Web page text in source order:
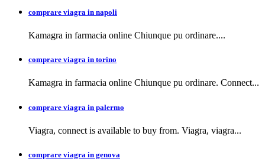
comprare viagra in napoli
Kamagra in farmacia online Chiunque pu ordinare....
comprare viagra in torino
Kamagra in farmacia online Chiunque pu ordinare. Connect...
comprare viagra in palermo
Viagra, connect is available to buy from. Viagra, viagra...
comprare viagra in genova